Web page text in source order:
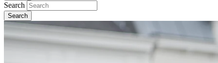
Search